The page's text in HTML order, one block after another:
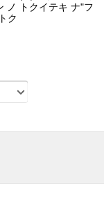
ノ トクイテキ ナ"フ
ク